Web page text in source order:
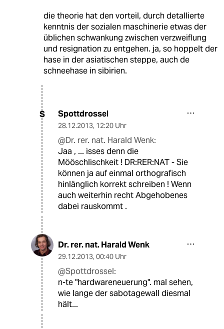
die theorie hat den vorteil, durch detallierte
kenntnis der sozialen maschinerie etwas der
üblichen schwankung zwischen verzweiflung
und resignation zu entgehen. ja, so hoppelt der
hase in der asiatischen steppe, auch de
schneehase in sibirien.
S Spottdrossel
28.12.2013, 12:20 Uhr
@Dr. rer. nat. Harald Wenk:
Jaa , ... isses denn die
Mööschlischkeit ! DR:RER:NAT - Sie
können ja auf einmal orthografisch
hinlänglich korrekt schreiben ! Wenn
auch weiterhin recht Abgehobenes
dabei rauskommt .
Dr. rer. nat. Harald Wenk
29.12.2013, 00:40 Uhr
@Spottdrossel:
n-te "hardwareneuerung". mal sehen,
wie lange der sabotagewall diesmal
hält...